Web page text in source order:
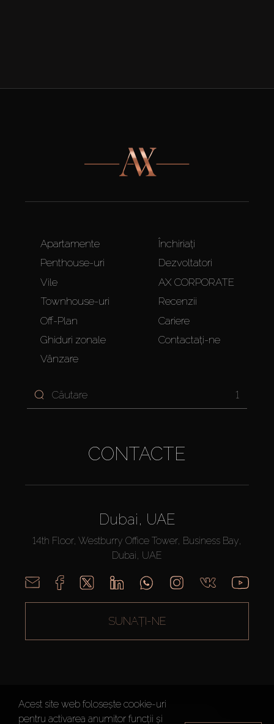
Apartamente
Penthouse-uri
Vile
Townhouse-uri
Off-Plan
Ghiduri zonale
Vânzare
Închiriați
Dezvoltatori
AX CORPORATE
Recenzii
Cariere
Contactați-ne
1
CONTACTE
Dubai, UAE
14th Floor, Westburry Office Tower, Business Bay,
Dubai, UAE
SUNAȚI-NE
AX CAPITAL ©2026 Toate drepturile rezervate
Acest site web folosește cookie-uri
pentru activarea anumitor funcții și